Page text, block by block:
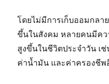
โดยไม่มีการเก็บออมกลา
ขึ้นในสังคม หลายคนมีคว
สูงขึ้นในชีวิตประจำวัน เ
ค่าน้ำมัน และค่าครองชีพ